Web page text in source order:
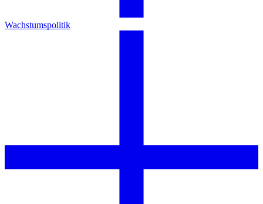
Wachstumspolitik